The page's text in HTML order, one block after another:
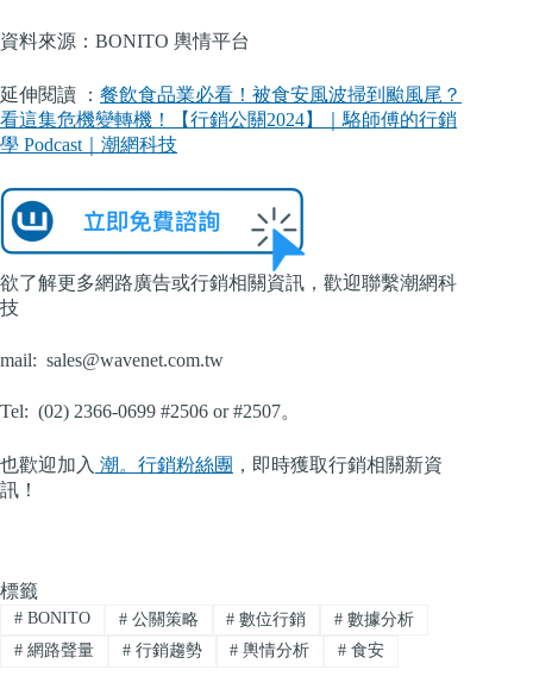
資料來源：BONITO 輿情平台
延伸閱讀 ： 餐飲食品業必看！被食安風波掃到颱風尾？
看這集危機變轉機！【行銷公關2024】｜駱師傅的行銷
學 Podcast｜潮網科技
欲了解更多網路廣告或行銷相關資訊，歡迎聯繫潮網科
技
mail: sales@wavenet.com.tw
Tel: (02) 2366-0699 #2506 or #2507。
也歡迎加入 潮。行銷粉絲團 ，即時獲取行銷相關新資
訊！
標籤
#BONITO #公關策略 # 數位行銷 # 數據分析
#網路聲量 #行銷趨勢 # 輿情分析 # 食安